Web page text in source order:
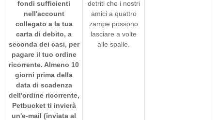
fondi sufficienti
nell'account
collegato a la tua
carta di debito, a
seconda dei casi, per
pagare il tuo ordine
ricorrente. Almeno 10
giorni prima della
data di scadenza
dell'ordine ricorrente,
Petbucket ti invierà
un'e-mail (inviata al
detriti che i nostri
amici a quattro
zampe possono
lasciare a volte
alle spalle.